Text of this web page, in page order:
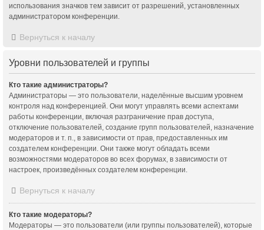
использования значков тем зависит от разрешений, установленных
администратором конференции.
Вернуться к началу
Уровни пользователей и группы
Кто такие администраторы?
Администраторы — это пользователи, наделённые высшим уровнем
контроля над конференцией. Они могут управлять всеми аспектами
работы конференции, включая разграничение прав доступа,
отключение пользователей, создание групп пользователей, назначение
модераторов и т. п., в зависимости от прав, предоставленных им
создателем конференции. Они также могут обладать всеми
возможностями модераторов во всех форумах, в зависимости от
настроек, произведённых создателем конференции.
Вернуться к началу
Кто такие модераторы?
Модераторы — это пользователи (или группы пользователей), которые